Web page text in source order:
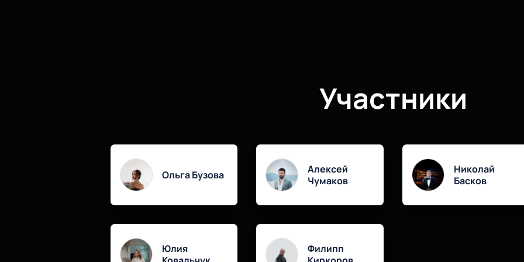
Участники
Ольга Бузова
Алексей
Чумаков
Николай
Басков
Юлия
Филипп